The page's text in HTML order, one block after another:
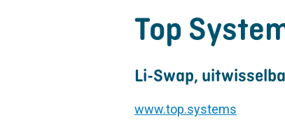
Top
Li-Swap,
www.top.systems